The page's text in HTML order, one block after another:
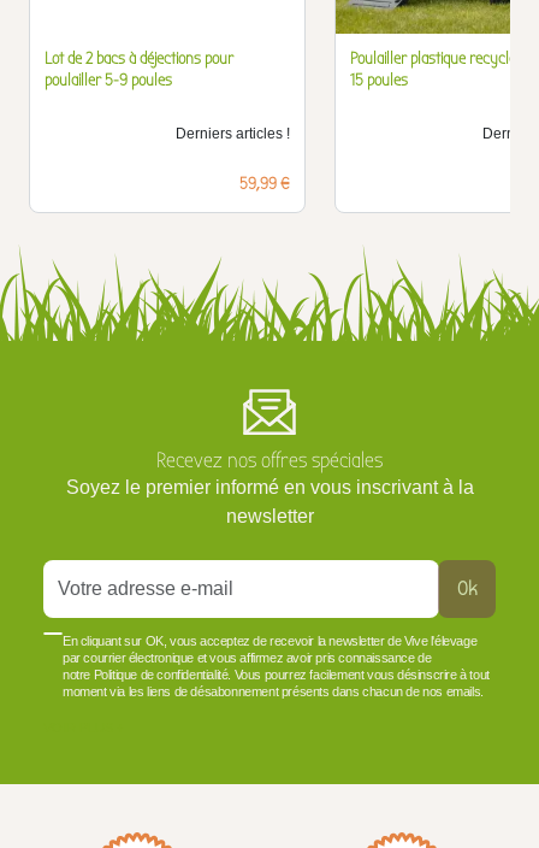
Lot de 2 bacs à déjections pour
poulailler 5-9 poules
Derniers articles !
Prix
59,99 €
Poulailler plastique recyclé
15 poules
Recevez nos offres spéciales
Soyez le premier informé en vous inscrivant à la
newsletter
Ok
En cliquant sur OK, vous acceptez de recevoir la newsletter de Vive l'élevage
par courrier électronique et vous affirmez avoir pris connaissance de
notre Politique de confidentialité. Vous pourrez facilement vous désinscrire à tout
moment via les liens de désabonnement présents dans chacun de nos emails.